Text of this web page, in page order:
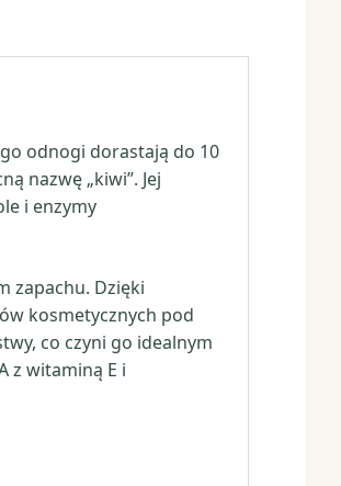
odnogi dorastają do 10
nazwę „kiwi”. Jej
i enzymy
zapachu. Dzięki
kosmetycznych pod
co czyni go idealnym
z witaminą E i